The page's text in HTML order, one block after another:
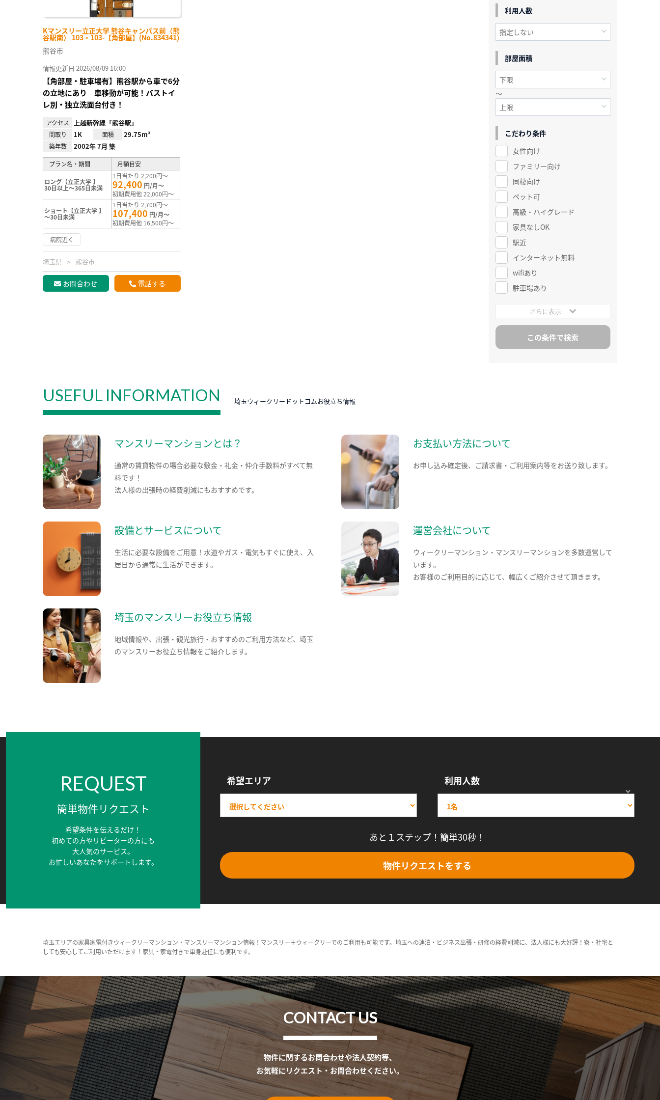
Kマンスリー立正大学 熊谷キャンパス前（熊
谷駅南） 103・103-【角部屋】(No.834341)
熊谷市
情報更新日 2026/08/09 16:00
【角部屋・駐車場有】熊谷駅から車で6分
の立地にあり 車移動が可能！バストイ
レ別・独立洗面台付き！
アクセス 上越新幹線「熊谷駅」
間取り 1K 面積 29.75m²
築年数 2002年 7月 築
プラン名・期間 月額目安
ロング【立正大学 】
30日以上～365日未満
1日当たり 2,200円～
92,400 円/月～
初期費用他 22,000円～
ショート【立正大学 】
～30日未満
1日当たり 2,700円～
107,400 円/月～
初期費用他 16,500円～
病院近く
埼玉県 熊谷市
お問合わせ 電話する
利用人数
部屋面積
～
こだわり条件
女性向け
ファミリー向け
同棲向け
ペット可
高級・ハイグレード
家具なしOK
駅近
インターネット無料
wifiあり
駐車場あり
さらに表示
USEFUL INFORMATION 埼玉ウィークリードットコムお役立ち情報
マンスリーマンションとは？
通常の賃貸物件の場合必要な敷金・礼金・仲介手数料がすべて無
料です！
法人様の出張時の経費削減にもおすすめです。
お支払い方法について
お申し込み確定後、ご請求書・ご利用案内等をお送り致します。
設備とサービスについて
生活に必要な設備をご用意！水道やガス・電気もすぐに使え、入
居日から通常に生活ができます。
運営会社について
ウィークリーマンション・マンスリーマンションを多数運営して
います。
お客様のご利用目的に応じて、幅広くご紹介させて頂きます。
埼玉のマンスリーお役立ち情報
地域情報や、出張・観光旅行・おすすめのご利用方法など、埼玉
のマンスリーお役立ち情報をご紹介します。
REQUEST
簡単物件リクエスト
希望条件を伝えるだけ！
初めての方やリピーターの方にも
大人気のサービス。
お忙しいあなたをサポートします。
希望エリア 利用人数
あと１ステップ！簡単30秒！
物件リクエストをする
埼玉エリアの家具家電付きウィークリーマンション・マンスリーマンション情報！マンスリー＋ウィークリーでのご利用も可能です。埼玉への連泊・ビジネス出張・研修の経費削減に、法人様にも大好評！寮・社宅と
しても安心してご利用いただけます！家具・家電付きで単身赴任にも便利です。
CONTACT US
物件に関するお問合わせや法人契約等、
お気軽にリクエスト・お問合わせください。